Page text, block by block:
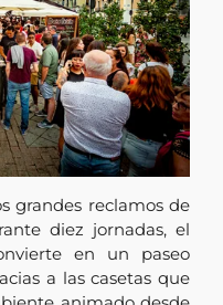
grandes reclamos de
diez jornadas, el
en un paseo
a las casetas que